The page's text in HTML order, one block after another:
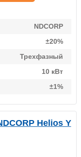
NDCORP
±20%
Трехфазный
10 кВт
±1%
Helios Y